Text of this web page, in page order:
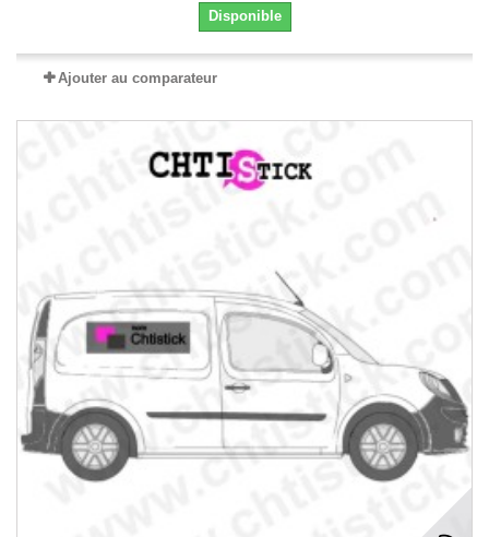
Disponible
Ajouter au comparateur